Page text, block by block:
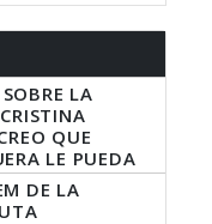
LA
QUE
LE PUEDA
LO QUE
DE LA